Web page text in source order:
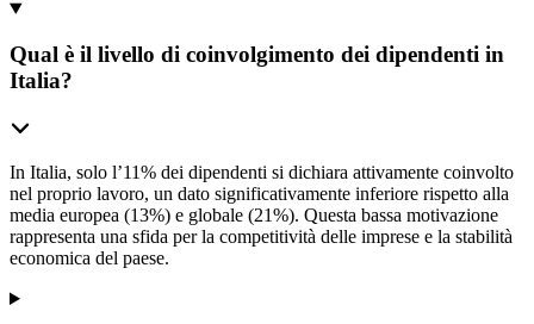
Qual è il livello di coinvolgimento dei dipendenti in
Italia?
In Italia, solo l’11% dei dipendenti si dichiara attivamente coinvolto
nel proprio lavoro, un dato significativamente inferiore rispetto alla
media europea (13%) e globale (21%). Questa bassa motivazione
rappresenta una sfida per la competitività delle imprese e la stabilità
economica del paese.